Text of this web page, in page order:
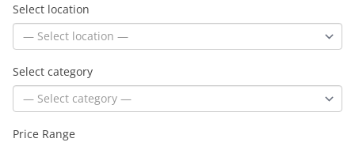
Select location
Select category
Price Range